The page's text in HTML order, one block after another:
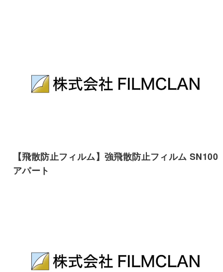
【飛散防止フィルム】強飛散防止フィルム SN100
アパート